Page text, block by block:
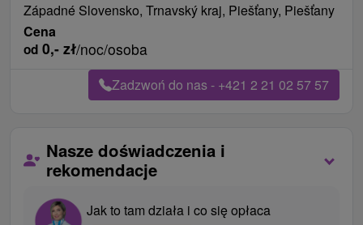
Západné Slovensko, Trnavský kraj, Piešťany, Piešťany
Cena
od 0,- zł/noc/osoba
Zadzwoń do nas - +421 2 21 02 57 57
Nasze doświadczenia i
rekomendacje
Jak to tam działa i co się opłaca